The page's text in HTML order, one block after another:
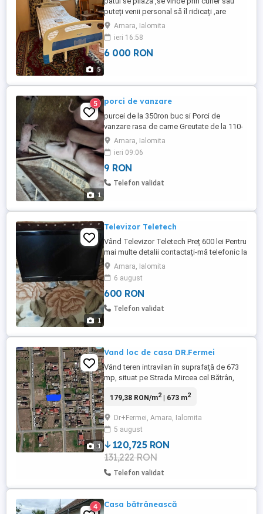
5
puteți venii personal să îl ridicați ,are
telecomandă ,mai multe detalii în privat
Amara, Ialomita
ieri 16:58
6 000 RON
1
5 porci de vanzare
purcei de la 350ron buc si Porci de
vanzare rasa de carne Greutate de la 110-
160 kg Asiguram transport Pret 10ron kg
negociabil
Amara, Ialomita
ieri 09:06
9 RON
Telefon validat
1
Televizor Teletech
Vând Televizor Teletech Preț 600 lei Pentru
mai multe detalii contactați-mă telefonic la
Amara, Ialomita
6 august
600 RON
Telefon validat
1
Vand loc de casa DR.Fermei
Vând teren intravilan în suprafață de 673
mp, situat pe Strada Mircea cel Bătrân,
potrivită pentru construirea unei locuințe.
limita proprietății: gaz, apă, curent electric
și canalizare. Strada urmează ...
179,38 RON/m2| 673 m2
Dr+Fermei, Amara, Ialomita
5 august
120,725 RON
131,222 RON
Telefon validat
4 Casa bătrânească